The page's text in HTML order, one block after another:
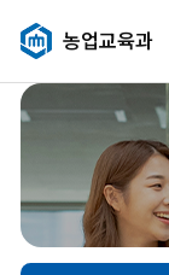
농업교육과